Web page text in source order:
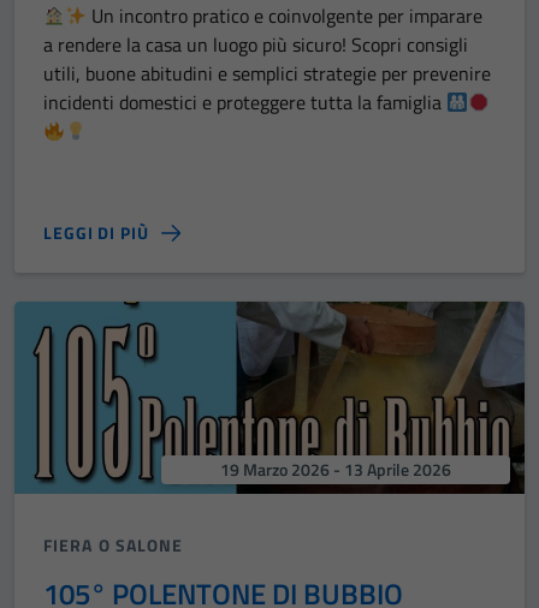
Un incontro pratico e coinvolgente per imparare
a rendere la casa un luogo più sicuro! Scopri consigli
utili, buone abitudini e semplici strategie per prevenire
incidenti domestici e proteggere tutta la famiglia
LEGGI DI PIÙ
19 Marzo 2026 - 13 Aprile 2026
FIERA O SALONE
105° POLENTONE DI BUBBIO